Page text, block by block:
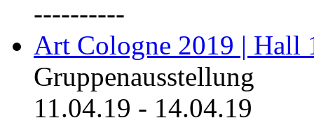
----------
Art Cologne 2019 | Hall
Gruppenausstellung
11.04.19 - 14.04.19